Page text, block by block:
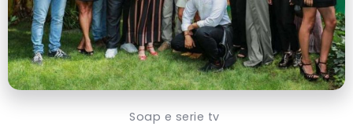
Soap e serie tv